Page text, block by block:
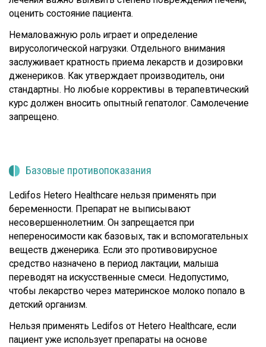
оценить состояние пациента.
Немаловажную роль играет и определение
вирусологической нагрузки. Отдельного внимания
заслуживает кратность приема лекарств и дозировки
дженериков. Как утверждает производитель, они
стандартны. Но любые коррективы в терапевтический
курс должен вносить опытный гепатолог. Самолечение
запрещено.
Базовые противопоказания
Ledifos Hetero Healthcare нельзя применять при
беременности. Препарат не выписывают
несовершеннолетним. Он запрещается при
непереносимости как базовых, так и вспомогательных
веществ дженерика. Если это противовирусное
средство назначено в период лактации, малыша
переводят на искусственные смеси. Недопустимо,
чтобы лекарство через материнское молоко попало в
детский организм.
Нельзя применять Ledifos от Hetero Healthcare, если
пациент уже использует препараты на основе